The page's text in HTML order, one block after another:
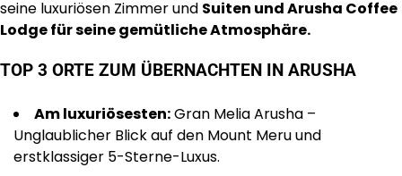
seine luxuriösen Zimmer und Suiten und Arusha Coffee
Lodge für seine gemütliche Atmosphäre.
TOP 3 ORTE ZUM ÜBERNACHTEN IN ARUSHA
Am luxuriösesten:Gran Melia Arusha –
Unglaublicher Blick auf den Mount Meru und
erstklassiger 5-Sterne-Luxus.